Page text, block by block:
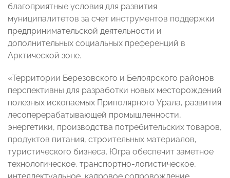
благоприятные условия для развития
муниципалитетов за счет инструментов поддержки
предпринимательской деятельности и
дополнительных социальных преференций в
Арктической зоне.
«Территории Березовского и Белоярского районов
перспективны для разработки новых месторождений
полезных ископаемых Приполярного Урала, развития
лесоперерабатывающей промышленности,
энергетики, производства потребительских товаров,
продуктов питания, строительных материалов,
туристического бизнеса. Югра обеспечит заметное
технологическое, транспортно-логистическое,